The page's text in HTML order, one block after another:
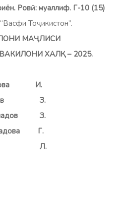
Ровӣ: муаллиф. Г-10 (15)
Тоҷикистон”.
МАҶЛИСИ
ВАКИЛОНИ ХАЛҚ – 2025.
И.
З.
Г.
Л.